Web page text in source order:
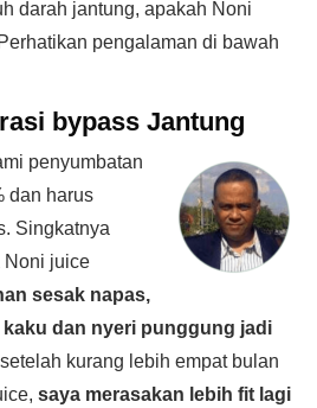
darah jantung, apakah Noni
pengalaman di bawah
bypass Jantung
penyumbatan
dan harus
Singkatnya
Noni juice
sesak napas,
dan nyeri punggung jadi
kurang lebih empat bulan
saya merasakan lebih fit lagi